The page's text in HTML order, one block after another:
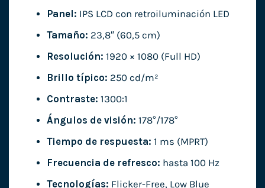
Panel: IPS LCD con retroiluminación LED
Tamaño: 23,8″ (60,5 cm)
Resolución: 1920 × 1080 (Full HD)
Brillo típico: 250 cd/m²
Contraste: 1300:1
Ángulos de visión: 178°/178°
Tiempo de respuesta: 1 ms (MPRT)
Frecuencia de refresco: hasta 100 Hz
Tecnologías: Flicker-Free, Low Blue